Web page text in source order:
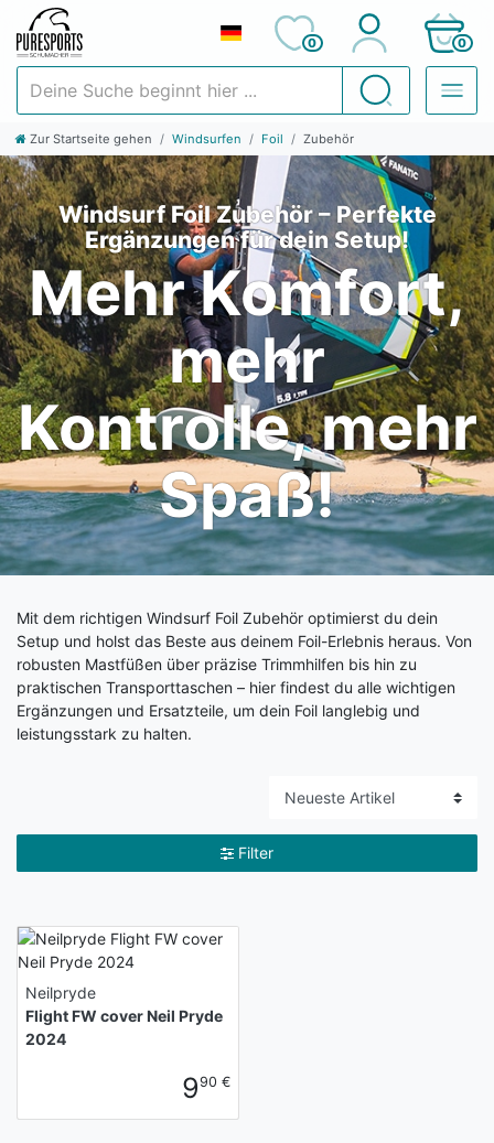
Suchen
0 0
Zur Startseite gehen Windsurfen Foil Zubehör
Windsurf Foil Zubehör – Perfekte
Ergänzungen für dein Setup!
Mehr Komfort,
mehr
Kontrolle, mehr
Spaß!
Mit dem richtigen Windsurf Foil Zubehör optimierst du dein
Setup und holst das Beste aus deinem Foil-Erlebnis heraus. Von
robusten Mastfüßen über präzise Trimmhilfen bis hin zu
praktischen Transporttaschen – hier findest du alle wichtigen
Ergänzungen und Ersatzteile, um dein Foil langlebig und
leistungsstark zu halten.
Filter
Neilpryde
Flight FW cover Neil Pryde
2024
990 €